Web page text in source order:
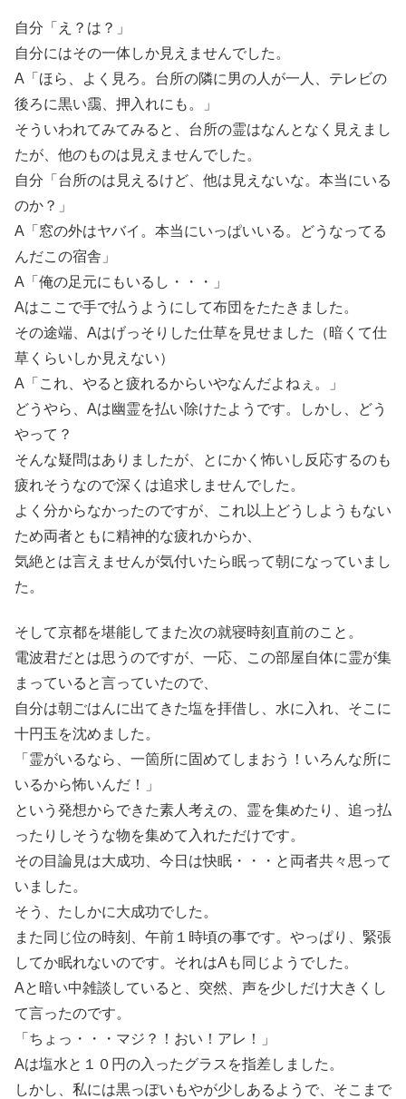
自分「え？は？」
自分にはその一体しか見えませんでした。
A「ほら、よく見ろ。台所の隣に男の人が一人、テレビの
後ろに黒い靄、押入れにも。」
そういわれてみてみると、台所の霊はなんとなく見えまし
たが、他のものは見えませんでした。
自分「台所のは見えるけど、他は見えないな。本当にいる
のか？」
A「窓の外はヤバイ。本当にいっぱいいる。どうなってる
んだこの宿舎」
A「俺の足元にもいるし・・・」
Aはここで手で払うようにして布団をたたきました。
その途端、Aはげっそりした仕草を見せました（暗くて仕
草くらいしか見えない）
A「これ、やると疲れるからいやなんだよねぇ。」
どうやら、Aは幽霊を払い除けたようです。しかし、どう
やって？
そんな疑問はありましたが、とにかく怖いし反応するのも
疲れそうなので深くは追求しませんでした。
よく分からなかったのですが、これ以上どうしようもない
ため両者ともに精神的な疲れからか、
気絶とは言えませんが気付いたら眠って朝になっていまし
た。
そして京都を堪能してまた次の就寝時刻直前のこと。
電波君だとは思うのですが、一応、この部屋自体に霊が集
まっていると言っていたので、
自分は朝ごはんに出てきた塩を拝借し、水に入れ、そこに
十円玉を沈めました。
「霊がいるなら、一箇所に固めてしまおう！いろんな所に
いるから怖いんだ！」
という発想からできた素人考えの、霊を集めたり、追っ払
ったりしそうな物を集めて入れただけです。
その目論見は大成功、今日は快眠・・・と両者共々思って
いました。
そう、たしかに大成功でした。
また同じ位の時刻、午前１時頃の事です。やっぱり、緊張
してか眠れないのです。それはAも同じようでした。
Aと暗い中雑談していると、突然、声を少しだけ大きくし
て言ったのです。
「ちょっ・・・マジ？！おい！アレ！」
Aは塩水と１０円の入ったグラスを指差しました。
しかし、私には黒っぽいもやが少しあるようで、そこまで